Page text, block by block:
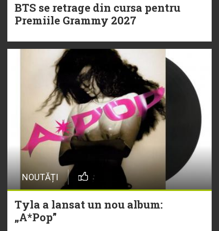
BTS se retrage din cursa pentru
Premiile Grammy 2027
NOUTĂȚI
Tyla a lansat un nou album:
„A*Pop”